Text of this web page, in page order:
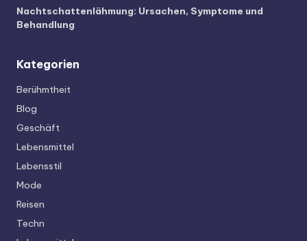
Nachtschattenlähmung: Ursachen, Symptome und
Behandlung
Kategorien
Berühmtheit
Blog
Geschäft
Lebensmittel
Lebensstil
Mode
Reisen
Techn